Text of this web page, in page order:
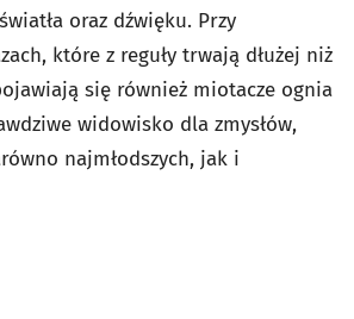
oraz dźwięku. Przy
które z reguły trwają dłużej niż
się również miotacze ognia
widowisko dla zmysłów,
najmłodszych, jak i